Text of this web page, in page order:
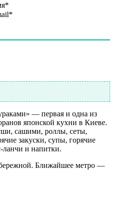
— первая и одна из
японской кухни в Киеве.
сашими, роллы, сеты,
закуски, супы, горячие
ланчи и напитки.
Ближайшее метро —